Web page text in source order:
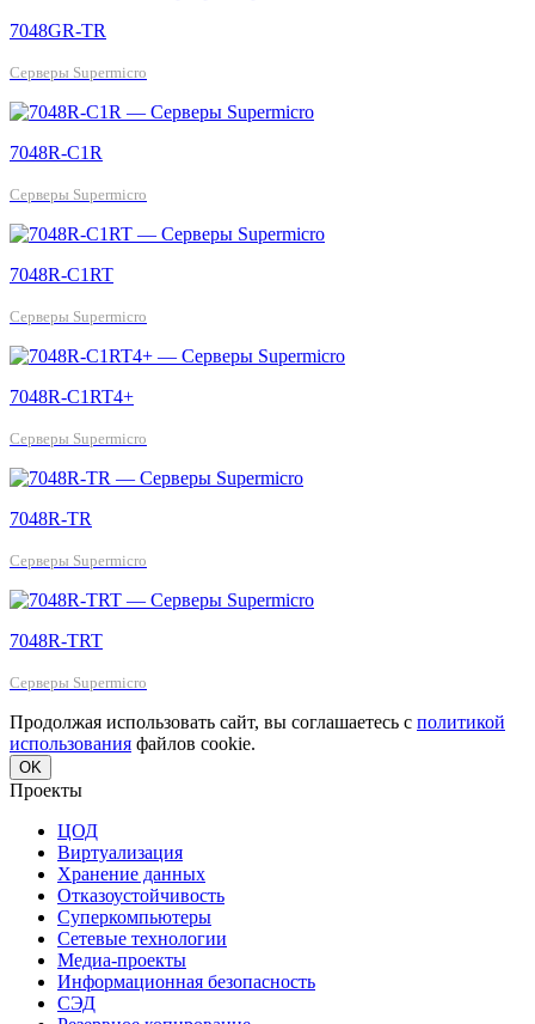
7048GR-TR
Серверы Supermicro
7048R-C1R
Серверы Supermicro
7048R-C1RT
Серверы Supermicro
7048R-C1RT4+
Серверы Supermicro
7048R-TR
Серверы Supermicro
7048R-TRT
Серверы Supermicro
Продолжая использовать сайт, вы соглашаетесь с политикой
использования файлов cookie.
OK
Проекты
ЦОД
Виртуализация
Хранение данных
Отказоустойчивость
Суперкомпьютеры
Сетевые технологии
Медиа-проекты
Информационная безопасность
СЭД